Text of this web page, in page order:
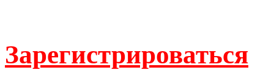
Зарегистрироваться